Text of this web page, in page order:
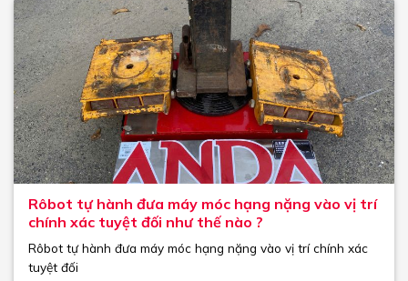
Rôbot tự hành đưa máy móc hạng nặng vào vị trí
chính xác tuyệt đối như thế nào ?
Rôbot tự hành đưa máy móc hạng nặng vào vị trí chính xác
tuyệt đối